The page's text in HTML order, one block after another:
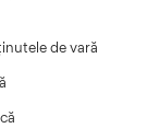
de vară